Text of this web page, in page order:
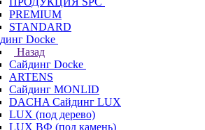
PREMIUM
STANDARD
Docke
Назад
Сайдинг Docke
ARTENS
Cайдинг MONLID
DACHA Сайдинг LUX
LUX (под дерево)
LUX ВФ (под камень)